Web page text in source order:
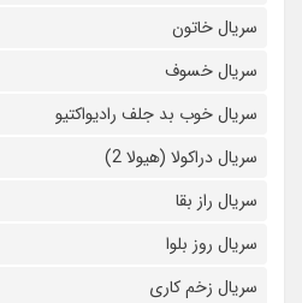
سریال خاتون
سریال خسوف
سریال خوب بد جلف رادیواکتیو
سریال دراکولا (هیولا 2)
سریال راز بقا
سریال روز بلوا
سریال زخم کاری